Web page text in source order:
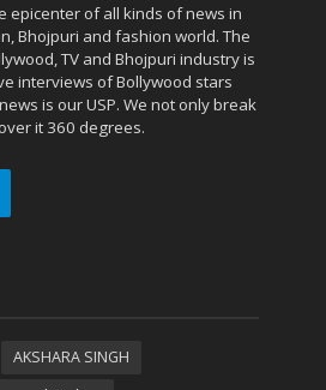
epicenter of all kinds of news in
Bhojpuri and fashion world. The
TV and Bhojpuri industry is
interviews of Bollywood stars
is our USP. We not only break
it 360 degrees.
AKSHARA SINGH